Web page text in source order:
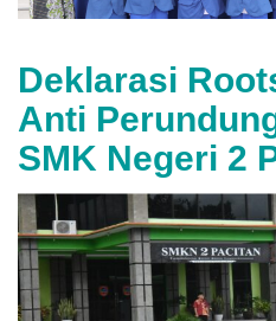
Deklarasi
Anti
SMK Negeri 2